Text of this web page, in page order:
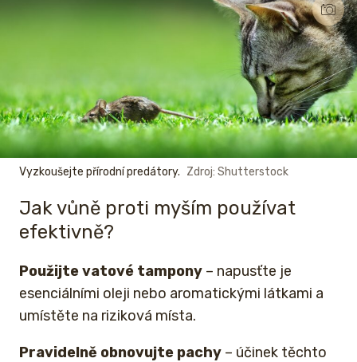
Vyzkoušejte přírodní predátory. Zdroj: Shutterstock
Jak vůně proti myším používat
efektivně?
Použijte vatové tampony – napusťte je
esenciálními oleji nebo aromatickými látkami a
umístěte na riziková místa.
Pravidelně obnovujte pachy – účinek těchto